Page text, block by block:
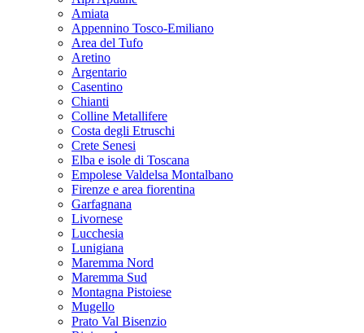
Amiata
Appennino Tosco-Emiliano
Area del Tufo
Aretino
Argentario
Casentino
Chianti
Colline Metallifere
Costa degli Etruschi
Crete Senesi
Elba e isole di Toscana
Empolese Valdelsa Montalbano
Firenze e area fiorentina
Garfagnana
Livornese
Lucchesia
Lunigiana
Maremma Nord
Maremma Sud
Montagna Pistoiese
Mugello
Prato Val Bisenzio